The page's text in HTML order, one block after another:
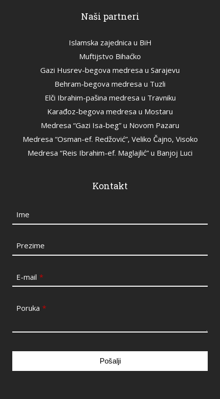
Naši partneri
Islamska zajednica u BiH
Muftijstvo Bihaćko
Gazi Husrev-begova medresa u Sarajevu
Behram-begova medresa u Tuzli
Elči Ibrahim-pašina medresa u Travniku
Karađoz-begova medresa u Mostaru
Medresa “Gazi Isa-beg” u Novom Pazaru
Medresa “Osman-ef. Redžović”, Veliko Čajno, Visoko
Medresa “Reis Ibrahim-ef. Maglajlić” u Banjoj Luci
Kontakt
Ime
Prezime
E-mail *
Poruka *
Pošalji